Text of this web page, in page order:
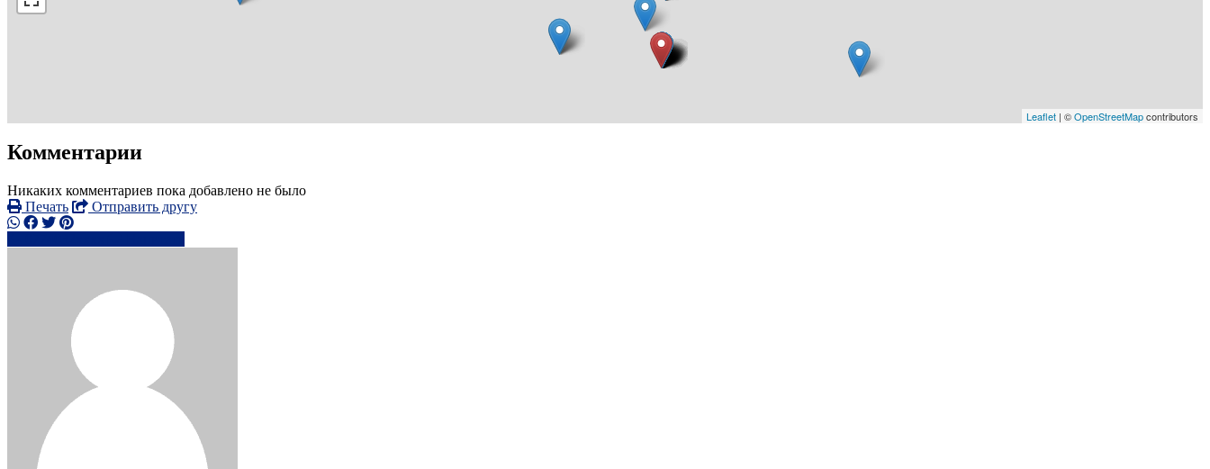
Leaflet | ©OpenStreetMapcontributors
Комментарии
Никаких комментариев пока добавлено не было
Печать
Отправить другу